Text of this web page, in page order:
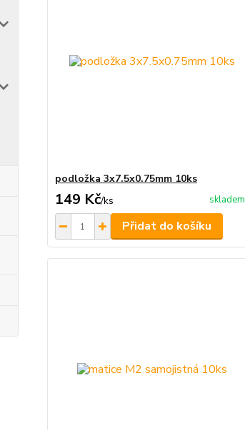
podložka 3x7.5x0.75mm 10ks
149 Kč/ks skladem
Přidat do košíku